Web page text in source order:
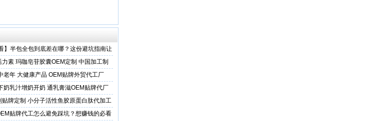
】半包全包到底差在哪？这份避坑指南让
！素 玛咖皂苷胶囊OEM定制 中国加工制
老年 大健康产品 OEM贴牌外贸代工厂
奶乳汁增奶开奶 通乳膏滋OEM贴牌代厂
贴牌定制 小分子活性鱼胶原蛋白肽代加工
贴牌代工怎么避免踩坑？想赚钱的必看